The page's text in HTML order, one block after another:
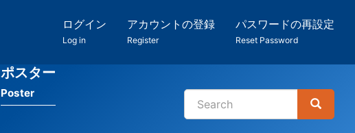
ログイン
Log in
アカウントの登録
Register
パスワードの再設定
Reset Password
ポスター
Poster
検
Search
Search